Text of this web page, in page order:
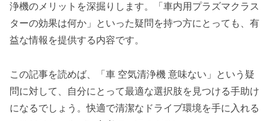
浄機のメリットを深掘りします。「車内用プラズマクラス
ターの効果は何か」といった疑問を持つ方にとっても、有
益な情報を提供する内容です。
この記事を読めば、「車 空気清浄機 意味ない」という疑
問に対して、自分にとって最適な選択肢を見つける手助け
になるでしょう。快適で清潔なドライブ環境を手に入れる